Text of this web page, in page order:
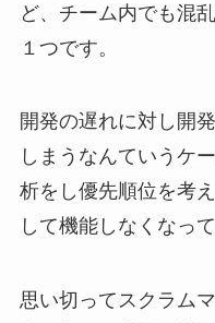
ど、チーム内でも混
１つです。
開発の遅れに対し開
しまうなんていうケ
析をし優先順位を考
して機能しなくなっ
思い切ってスクラム